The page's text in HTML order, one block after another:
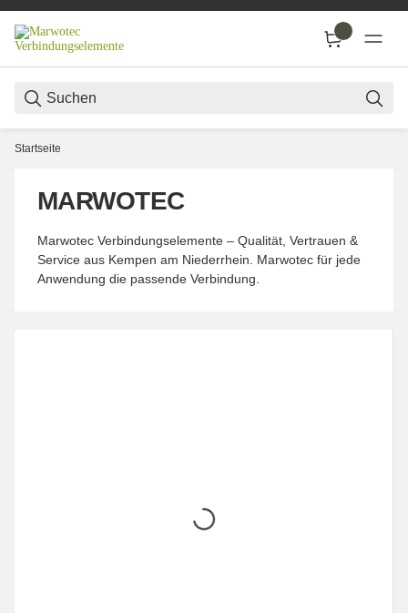
Startseite
MARWOTEC
Marwotec Verbindungselemente – Qualität, Vertrauen &
Service aus Kempen am Niederrhein. Marwotec für jede
Anwendung die passende Verbindung.